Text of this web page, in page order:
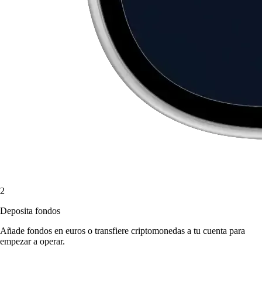
2
Deposita fondos
Añade fondos en euros o transfiere criptomonedas a tu cuenta para
empezar a operar.